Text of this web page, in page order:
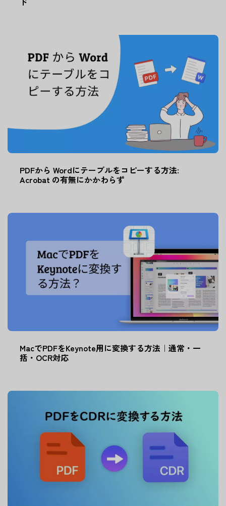
PDFから Wordにテーブルをコピーする方法:
Acrobat の有無にかかわらず
MacでPDFをKeynote用に変換する方法｜通常・一
括・OCR対応